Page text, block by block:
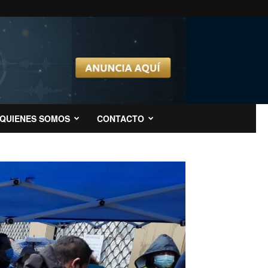
QUIENES SOMOS CONTACTO